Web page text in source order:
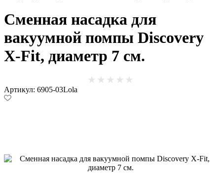
Сменная насадка для
вакуумной помпы Discovery
X-Fit, диаметр 7 см.
Артикул: 6905-03Lola